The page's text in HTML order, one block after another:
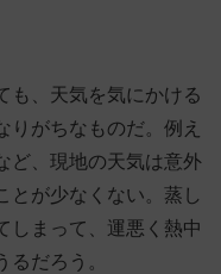
も、天気を気にかける
りがちなものだ。例え
ど、現地の天気は意外
とが少なくない。蒸し
しまって、運悪く熱中
だろう。